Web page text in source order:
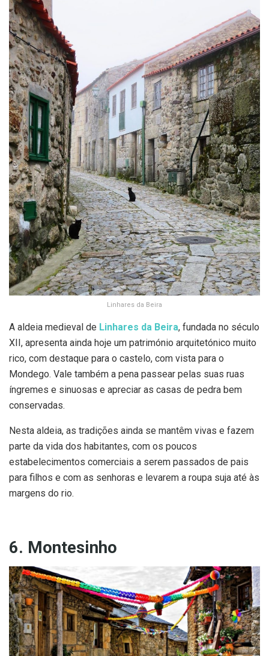
Linhares da Beira
A aldeia medieval de Linhares da Beira, fundada no século
XII, apresenta ainda hoje um património arquitetónico muito
rico, com destaque para o castelo, com vista para o
Mondego. Vale também a pena passear pelas suas ruas
íngremes e sinuosas e apreciar as casas de pedra bem
conservadas.
Nesta aldeia, as tradições ainda se mantêm vivas e fazem
parte da vida dos habitantes, com os poucos
estabelecimentos comerciais a serem passados de pais
para filhos e com as senhoras e levarem a roupa suja até às
margens do rio.
6. Montesinho